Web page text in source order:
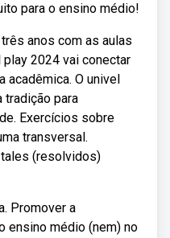
para o ensino médio!
anos com as aulas
2024 vai conectar
acadêmica. O univel
tradição para
Exercícios sobre
transversal.
(resolvidos)
Promover a
ensino médio (nem) no